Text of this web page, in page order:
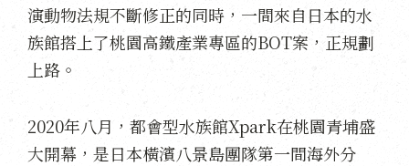
演動物法規不斷修正的同時，一間來自日本的水
族館搭上了桃園高鐵產業專區的BOT案，正規劃
上路。
2020年八月，都會型水族館Xpark在桃園青埔盛
大開幕，是日本橫濱八景島團隊第一間海外分